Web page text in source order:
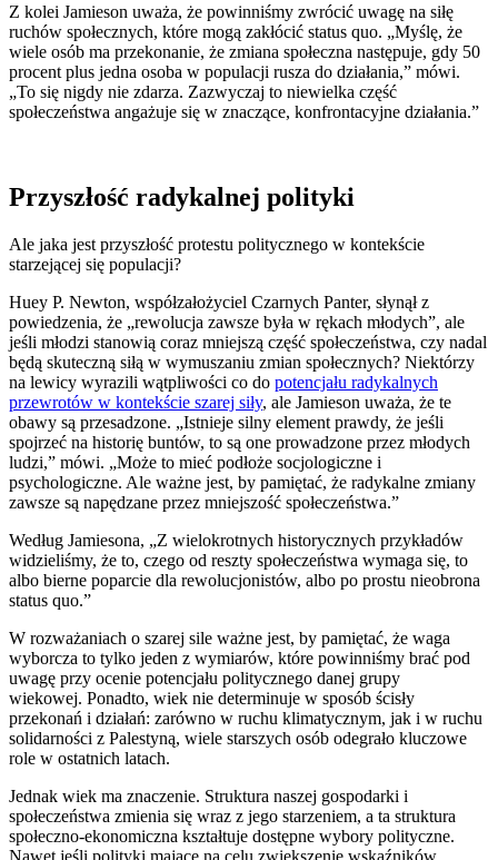
Z kolei Jamieson uważa, że powinniśmy zwrócić uwagę na siłę
ruchów społecznych, które mogą zakłócić status quo. „Myślę, że
wiele osób ma przekonanie, że zmiana społeczna następuje, gdy 50
procent plus jedna osoba w populacji rusza do działania,” mówi.
„To się nigdy nie zdarza. Zazwyczaj to niewielka część
społeczeństwa angażuje się w znaczące, konfrontacyjne działania.”
Przyszłość radykalnej polityki
Ale jaka jest przyszłość protestu politycznego w kontekście
starzejącej się populacji?
Huey P. Newton, współzałożyciel Czarnych Panter, słynął z
powiedzenia, że „rewolucja zawsze była w rękach młodych”, ale
jeśli młodzi stanowią coraz mniejszą część społeczeństwa, czy nadal
będą skuteczną siłą w wymuszaniu zmian społecznych? Niektórzy
na lewicy wyrazili wątpliwości co do potencjału radykalnych
przewrotów w kontekście szarej siły, ale Jamieson uważa, że te
obawy są przesadzone. „Istnieje silny element prawdy, że jeśli
spojrzeć na historię buntów, to są one prowadzone przez młodych
ludzi,” mówi. „Może to mieć podłoże socjologiczne i
psychologiczne. Ale ważne jest, by pamiętać, że radykalne zmiany
zawsze są napędzane przez mniejszość społeczeństwa.”
Według Jamiesona, „Z wielokrotnych historycznych przykładów
widzieliśmy, że to, czego od reszty społeczeństwa wymaga się, to
albo bierne poparcie dla rewolucjonistów, albo po prostu nieobrona
status quo.”
W rozważaniach o szarej sile ważne jest, by pamiętać, że waga
wyborcza to tylko jeden z wymiarów, które powinniśmy brać pod
uwagę przy ocenie potencjału politycznego danej grupy
wiekowej. Ponadto, wiek nie determinuje w sposób ścisły
przekonań i działań: zarówno w ruchu klimatycznym, jak i w ruchu
solidarności z Palestyną, wiele starszych osób odegrało kluczowe
role w ostatnich latach.
Jednak wiek ma znaczenie. Struktura naszej gospodarki i
społeczeństwa zmienia się wraz z jego starzeniem, a ta struktura
społeczno-ekonomiczna kształtuje dostępne wybory polityczne.
Nawet jeśli polityki mające na celu zwiększenie wskaźników